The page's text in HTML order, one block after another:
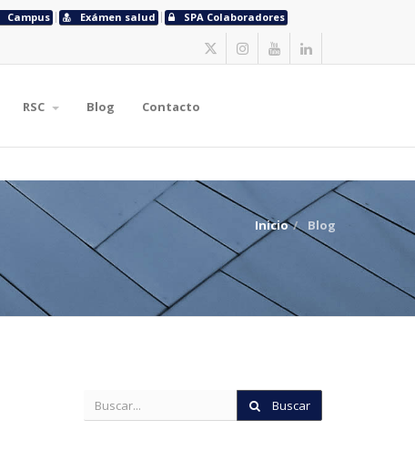
Campus Exámen salud SPA Colaboradores
RSC Blog Contacto
Inicio Blog
Buscar